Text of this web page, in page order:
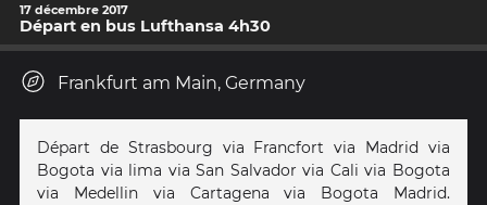
17 décembre 2017
Départ en bus Lufthansa 4h30
Frankfurt am Main, Germany
Départ de Strasbourg via Francfort via Madrid via
Bogota via lima via San Salvador via Cali via Bogota
via Medellin via Cartagena via Bogota Madrid.